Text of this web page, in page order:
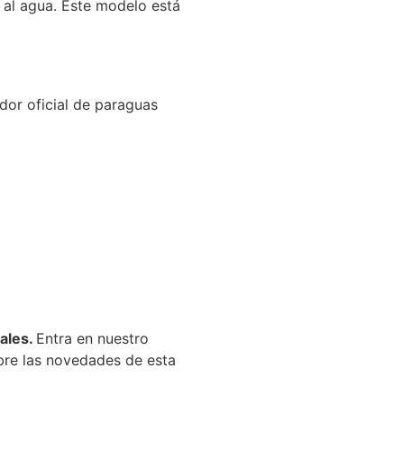
agua. Este modelo está
oficial de paraguas
Entra en nuestro
las novedades de esta